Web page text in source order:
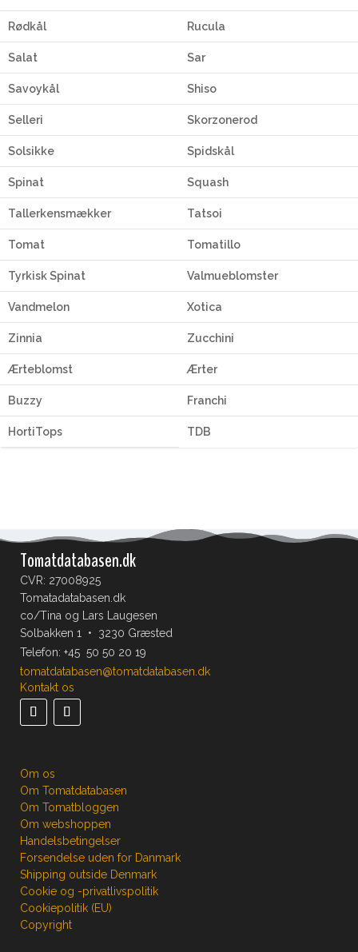
Rødkål Rucula
Salat Sar
Savoykål Shiso
Selleri Skorzonerod
Solsikke Spidskål
Spinat Squash
Tallerkensmækker Tatsoi
Tomat Tomatillo
Tyrkisk Spinat Valmueblomster
Vandmelon Xotica
Zinnia Zucchini
Ærteblomst Ærter
Buzzy Franchi
HortiTops TDB
Tomatdatabasen.dk
CVR: 27008925
Tomatadatabasen.dk
co/Tina og Lars Laugesen
Solbakken 1 • 3230 Græsted
Telefon: +45 50 50 20 19
tomatdatabasen@tomatdatabasen.dk
Kontakt os
Om os
Om Tomatdatabasen
Om Tomatbloggen
Om webshoppen
Handelsbetingelser
Forsendelse uden for Danmark
Shipping outside Denmark
Cookie og -privatlivspolitik
Cookiepolitik (EU)
Copyright